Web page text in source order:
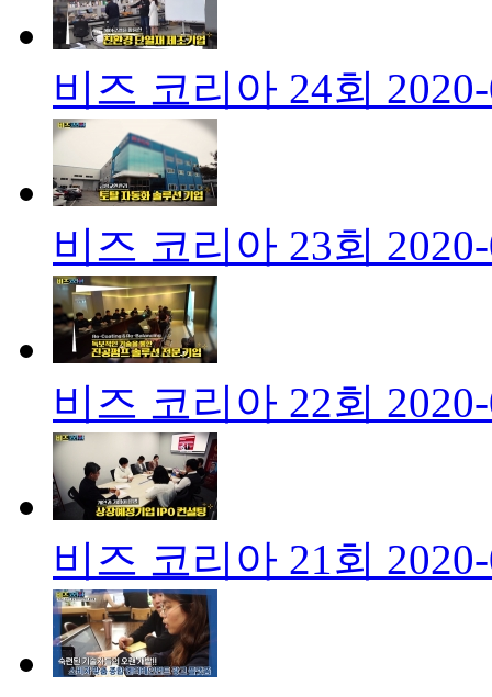
비즈 코리아 24회
비즈 코리아 23회
비즈 코리아 22회
비즈 코리아 21회